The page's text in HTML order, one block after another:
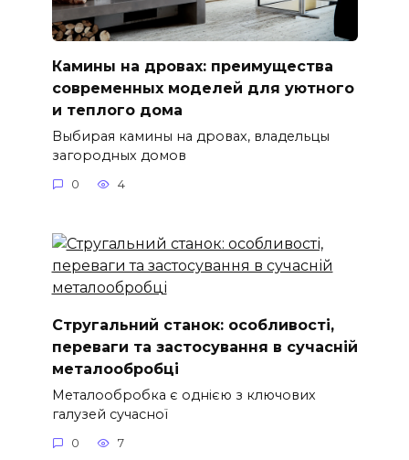
Камины на дровах: преимущества
современных моделей для уютного
и теплого дома
Выбирая камины на дровах, владельцы
загородных домов
0 4
Стругальний станок: особливості,
переваги та застосування в сучасній
металообробці
Металообробка є однією з ключових
галузей сучасної
0 7